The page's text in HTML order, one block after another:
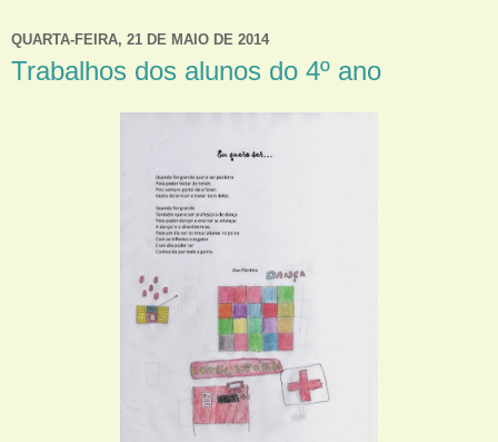
QUARTA-FEIRA, 21 DE MAIO DE 2014
Trabalhos dos alunos do 4º ano